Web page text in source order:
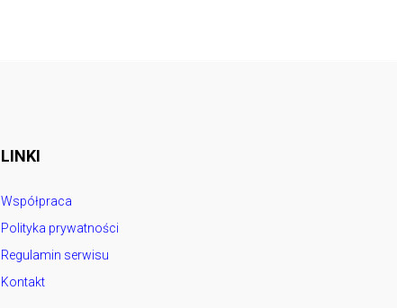
LINKI
Współpraca
Polityka prywatności
Regulamin serwisu
Kontakt